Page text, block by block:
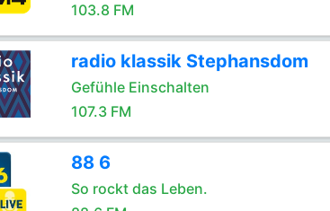
103.8 FM
radio klassik Stephansdom
Gefühle Einschalten
107.3 FM
88 6
So rockt das Leben.